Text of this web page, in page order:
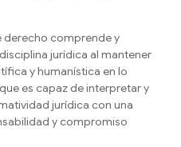
derecho comprende y
jurídica al mantener
y humanística en lo
es capaz de interpretar y
jurídica con una
y compromiso